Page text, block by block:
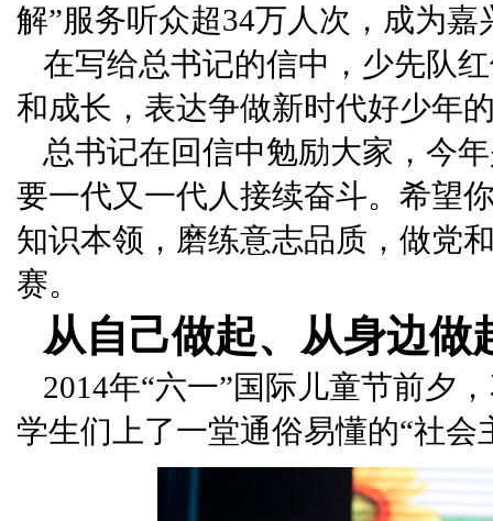
解”服务听众超34万人次，成为
在写给总书记的信中，少先队
和成长，表达争做新时代好少年
总书记在回信中勉励大家，今
要一代又一代人接续奋斗。希望
知识本领，磨练意志品质，做党
赛。
从自己做起、从身边做
2014年“六一”国际儿童节前夕
学生们上了一堂通俗易懂的“社会